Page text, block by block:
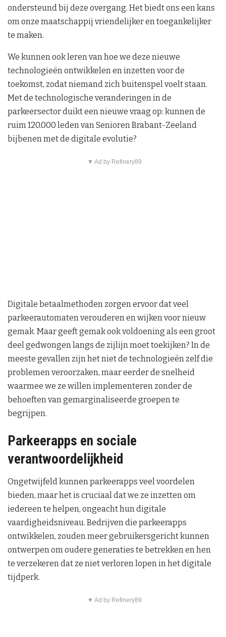
ondersteund bij deze overgang. Het biedt ons een kans
om onze maatschappij vriendelijker en toegankelijker
te maken.
We kunnen ook leren van hoe we deze nieuwe
technologieën ontwikkelen en inzetten voor de
toekomst, zodat niemand zich buitenspel voelt staan.
Met de technologische veranderingen in de
parkeersector duikt een nieuwe vraag op: kunnen de
ruim 120.000 leden van Senioren Brabant-Zeeland
bijbenen met de digitale evolutie?
▼ Ad by Refinery89
Digitale betaalmethoden zorgen ervoor dat veel
parkeerautomaten verouderen en wijken voor nieuw
gemak. Maar geeft gemak ook voldoening als een groot
deel gedwongen langs de zijlijn moet toekijken? In de
meeste gevallen zijn het niet de technologieën zelf die
problemen veroorzaken, maar eerder de snelheid
waarmee we ze willen implementeren zonder de
behoeften van gemarginaliseerde groepen te
begrijpen.
Parkeerapps en sociale
verantwoordelijkheid
Ongetwijfeld kunnen parkeerapps veel voordelen
bieden, maar het is cruciaal dat we ze inzetten om
iedereen te helpen, ongeacht hun digitale
vaardigheidsniveau. Bedrijven die parkeerapps
ontwikkelen, zouden meer gebruikersgericht kunnen
ontwerpen om oudere generaties te betrekken en hen
te verzekeren dat ze niet verloren lopen in het digitale
tijdperk.
▼ Ad by Refinery89